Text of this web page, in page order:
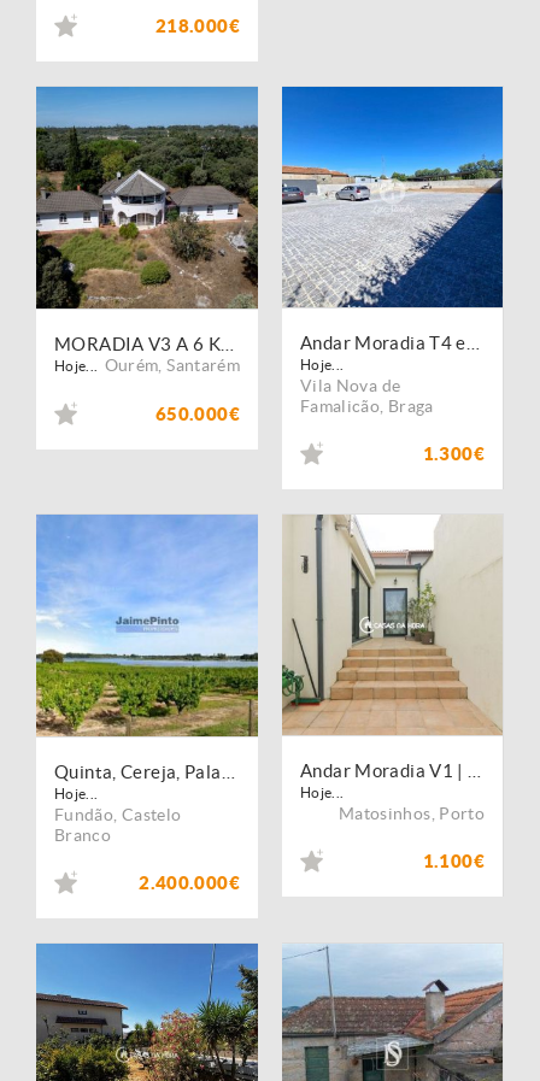
218.000€
Hoje... Ourém ,Santarém
650.000€
Hoje...
Vila Nova de
Famalicão Braga
1.300€
Hoje...
Fundão Castelo
Branco
2.400.000€
Hoje...
Matosinhos Porto
1.100€